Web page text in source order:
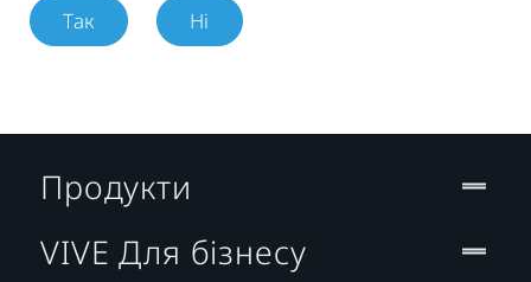
Так Ні
Продукти
VIVE Для бізнесу